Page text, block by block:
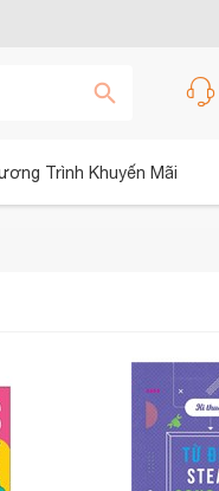
Trình Khuyến Mãi